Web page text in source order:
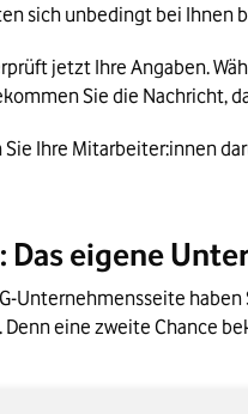
sich unbedingt bei Ihnen
jetzt Ihre Angaben.
Sie die Nachricht,
Sie Ihre Mitarbeiter:innen
Das eigene
Unternehmensseite
Denn eine zweite Chance